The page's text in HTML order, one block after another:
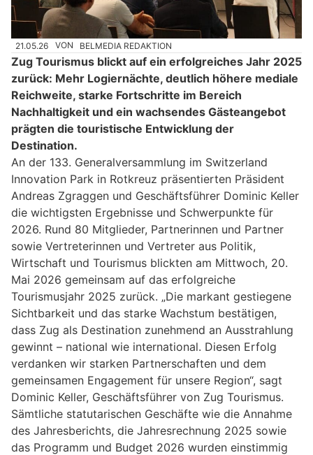
21.05.26 VON BELMEDIA REDAKTION
Zug Tourismus blickt auf ein erfolgreiches Jahr 2025
zurück: Mehr Logiernächte, deutlich höhere mediale
Reichweite, starke Fortschritte im Bereich
Nachhaltigkeit und ein wachsendes Gästeangebot
prägten die touristische Entwicklung der
Destination.
An der 133. Generalversammlung im Switzerland
Innovation Park in Rotkreuz präsentierten Präsident
Andreas Zgraggen und Geschäftsführer Dominic Keller
die wichtigsten Ergebnisse und Schwerpunkte für
2026. Rund 80 Mitglieder, Partnerinnen und Partner
sowie Vertreterinnen und Vertreter aus Politik,
Wirtschaft und Tourismus blickten am Mittwoch, 20.
Mai 2026 gemeinsam auf das erfolgreiche
Tourismusjahr 2025 zurück. „Die markant gestiegene
Sichtbarkeit und das starke Wachstum bestätigen,
dass Zug als Destination zunehmend an Ausstrahlung
gewinnt – national wie international. Diesen Erfolg
verdanken wir starken Partnerschaften und dem
gemeinsamen Engagement für unsere Region“, sagt
Dominic Keller, Geschäftsführer von Zug Tourismus.
Sämtliche statutarischen Geschäfte wie die Annahme
des Jahresberichts, die Jahresrechnung 2025 sowie
das Programm und Budget 2026 wurden einstimmig